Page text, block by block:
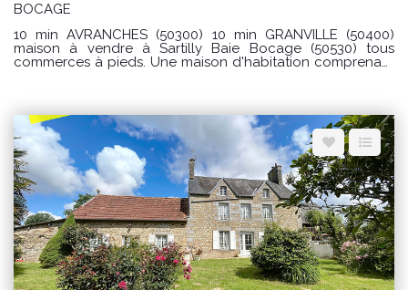
BOCAGE
10 min AVRANCHES (50300) 10 min GRANVILLE (50400)
maison à vendre à Sartilly Baie Bocage (50530) tous
commerces à pieds. Une maison d'habitation comprenant
salle de bains, wc. dégagement. cave sous partie. Double
garage en dépendance et appentis. Terrain l'ensemble
pour une superficie totale de 3a50ca. PRIX 239 000€
Honoraires charge vendeur. Réf 7821SC Classe énergie D
(195) classe climat D (34) Montant estimé des dépenses
annuelles d'énergie pour un usage standard : entre 2300€
et 3180€ / an. Date de référence des prix de l'énergie
utilisés pour établir cette estimation : 01/01/2021 Les
informations sur les risques auxquels ce bien est exposé
sont disponibles sur le site Géorisques :
www.georisques.gouv.fr Contact DELAMARCHE
IMMOBILIER Samuel COLLIBEAUX Tél 02 33 91 40 43 ou 07
76 86 35 53